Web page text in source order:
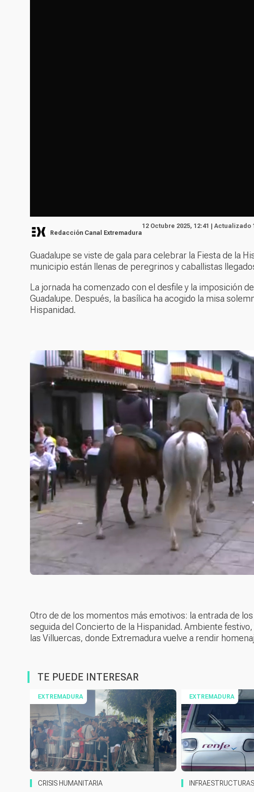
Redacción Canal Extremadura
12 Octubre 2025, 12:41 | Actualizado
Guadalupe se viste de gala para celebrar la Fiesta de la
municipio están llenas de peregrinos y caballistas
La jornada ha comenzado con el desfile y la imposición
Guadalupe. Después, la basílica ha acogido la misa
Hispanidad.
Otro de de los momentos más emotivos: la entrada de
seguida del Concierto de la Hispanidad. Ambiente
las Villuercas, donde Extremadura vuelve a rendir
TE PUEDE INTERESAR
EXTREMADURA
CRISIS HUMANITARIA
EXTREMADURA